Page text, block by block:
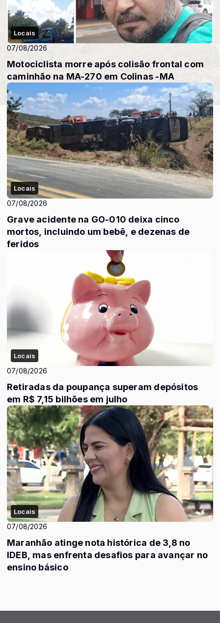
Locais
07/08/2026
Motociclista morre após colisão frontal com
caminhão na MA-270 em Colinas -MA
Locais
07/08/2026
Grave acidente na GO-010 deixa cinco
mortos, incluindo um bebê, e dezenas de
feridos
Locais
07/08/2026
Retiradas da poupança superam depósitos
em R$ 7,15 bilhões em julho
Locais
07/08/2026
Maranhão atinge nota histórica de 3,8 no
IDEB, mas enfrenta desafios para avançar no
ensino básico